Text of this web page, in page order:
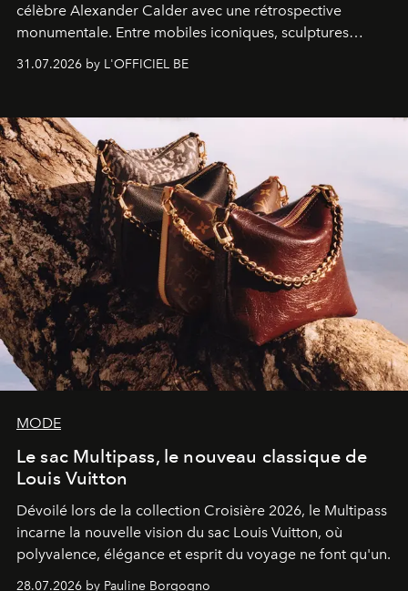
célèbre Alexander Calder avec une rétrospective
monumentale. Entre mobiles iconiques, sculptures
monumentales et poésie du mouvement, l'artiste
américain investit les espaces imaginés par Frank Gehry
sculpture.
31.07.2026 by L'OFFICIEL BE
MODE
Le sac Multipass, le nouveau classique de
Louis Vuitton
Dévoilé lors de la collection Croisière 2026, le Multipass
incarne la nouvelle vision du sac Louis Vuitton, où
polyvalence, élégance et esprit du voyage ne font qu'un.
28.07.2026 by Pauline Borgogno